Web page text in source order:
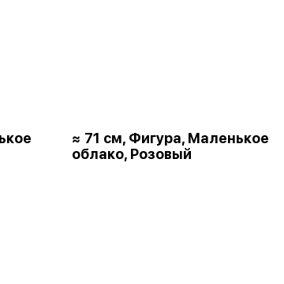
≈ 71 см, Фигура, Маленькое
облако, Розовый